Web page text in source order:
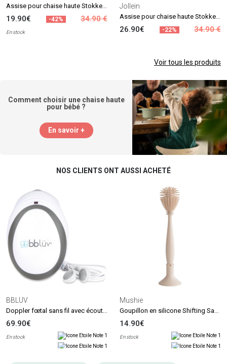
19.90€ -42% 34.90 €
En stock
Jollein
26.90€ -22% 34.90 €
Voir tous les produits
Comment choisir une chaise haute
pour bébé ?
En savoir +
NOS CLIENTS ONT AUSSI ACHETÉ
BBLUV
69.90€
En stock
Mushie
14.90€
En stock